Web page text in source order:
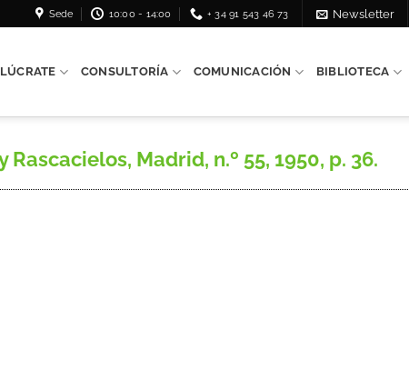
Sede 10:00 - 14:00 + 34 91 543 46 73 Newsletter
CONSULTORÍA COMUNICACIÓN BIBLIOTECA
Madrid, n.º 55, 1950, p. 36.